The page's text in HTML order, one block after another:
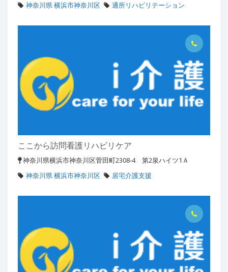
神奈川県 横浜市神奈川区
通所リハビリテーション
ここから訪問看護リハビリケア
神奈川県横浜市神奈川区菅田町2308-4 第2泉ハイツ1Ａ
神奈川県 横浜市神奈川区
居宅介護支援